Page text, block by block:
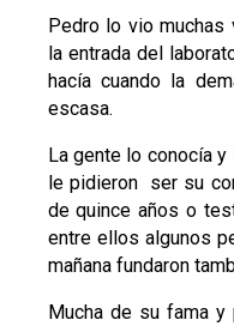
Pedro lo vio
la entrada del
hacía cuando la
escasa.
La gente lo conocía y
le pidieron ser su
de quince años o
entre ellos algunos
mañana fundaron
Mucha de su fama